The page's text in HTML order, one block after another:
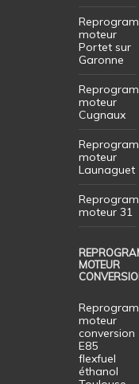
moteur
Portet sur
Garonne
moteur
Cugnaux
moteur
Launaguet
moteur 31
MOTEUR
moteur
conversion
E85
flexfuel
éthanol